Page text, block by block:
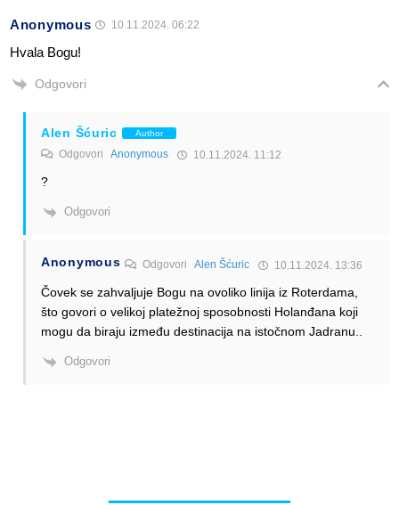
Anonymous 10.11.2024. 06:22
Hvala Bogu!
Odgovori
Alen Šćuric Author
Odgovori Anonymous 10.11.2024. 11:12
?
Odgovori
Anonymous OdgovoriAlen Šćuric 10.11.2024. 13:36
Čovek se zahvaljuje Bogu na ovoliko linija iz Roterdama,
što govori o velikoj platežnoj sposobnosti Holanđana koji
mogu da biraju između destinacija na istočnom Jadranu..
Odgovori